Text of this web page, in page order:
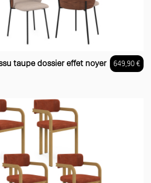
649,90 €